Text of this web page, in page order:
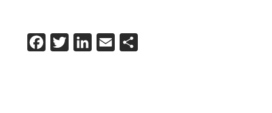
Facebook
Twitter LinkedInEmail